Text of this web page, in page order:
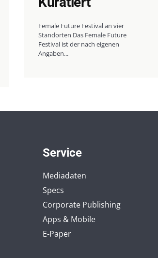
Female Future Festival an vier
Standorten Das Female Future
Festival ist der nach eigenen
Angaben...
Service
Mediadaten
Specs
Corporate Publishing
Apps & Mobile
E-Paper